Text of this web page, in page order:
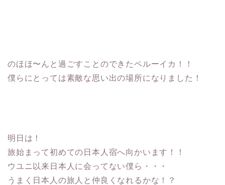
のほほ〜んと過ごすことのできたペルーイカ！！
僕らにとっては素敵な思い出の場所になりました！
明日は！
旅始まって初めての日本人宿へ向かいます！！
ウユニ以来日本人に会ってない僕ら・・・
うまく日本人の旅人と仲良くなれるかな！？